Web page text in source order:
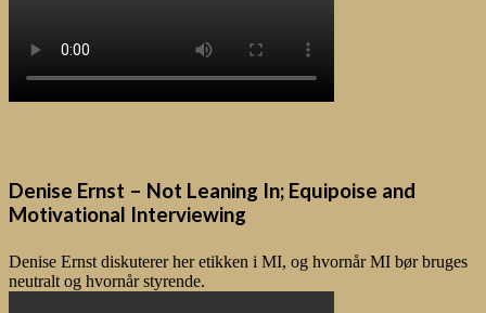
Denise Ernst – Not Leaning In; Equipoise and
Motivational Interviewing
Denise Ernst diskuterer her etikken i MI, og hvornår MI bør bruges
neutralt og hvornår styrende.